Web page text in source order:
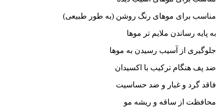
مناسب برای موهای رنگ روشن (به طور طبیعی)
به پایه رساندن ملایم تر موها
جلوگیری از آسیب رسیدن به موها
ضد پف هنگام ترکیب با اکسیدان
فاقد گرد و غبار و ضد حساسیت
محافظت از ساقه و ریشه مو